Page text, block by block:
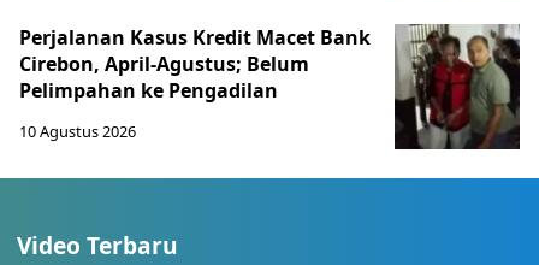
Perjalanan Kasus Kredit Macet Bank
Cirebon, April-Agustus; Belum
Pelimpahan ke Pengadilan
10 Agustus 2026
Video Terbaru